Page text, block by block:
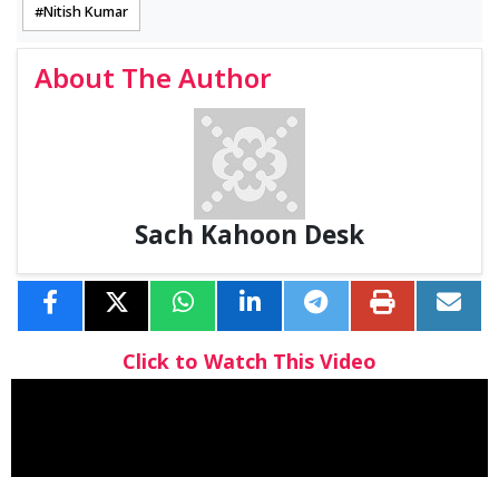
Nitish Kumar
About The Author
Sach Kahoon Desk
Click to Watch This Video